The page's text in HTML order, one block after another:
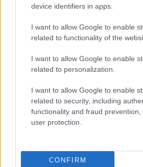
device identifiers in apps.
I want to allow Google to enable
related to functionality of the
I want to allow Google to enable
related to personalization.
I want to allow Google to enable
related to security, including
functionality and fraud
user protection.
CONFIRM
Ha kémekről hallunk, elsősorban
amerikai filmek hidegháborús